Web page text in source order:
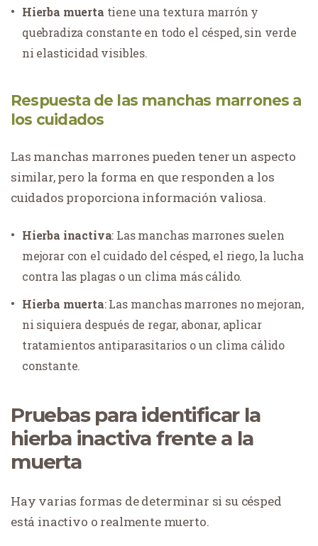
Hierba muerta tiene una textura marrón y
quebradiza constante en todo el césped, sin verde
ni elasticidad visibles.
Respuesta de las manchas marrones a
los cuidados
Las manchas marrones pueden tener un aspecto
similar, pero la forma en que responden a los
cuidados proporciona información valiosa.
Hierba inactiva: Las manchas marrones suelen
mejorar con el cuidado del césped, el riego, la lucha
contra las plagas o un clima más cálido.
Hierba muerta: Las manchas marrones no mejoran,
ni siquiera después de regar, abonar, aplicar
tratamientos antiparasitarios o un clima cálido
constante.
Pruebas para identificar la
hierba inactiva frente a la
muerta
Hay varias formas de determinar si su césped
está inactivo o realmente muerto.